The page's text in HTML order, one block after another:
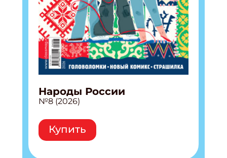
Народы России
№8 (2026)
Купить
Укажите Ваш Email
ПОДПИСАТЬСЯ